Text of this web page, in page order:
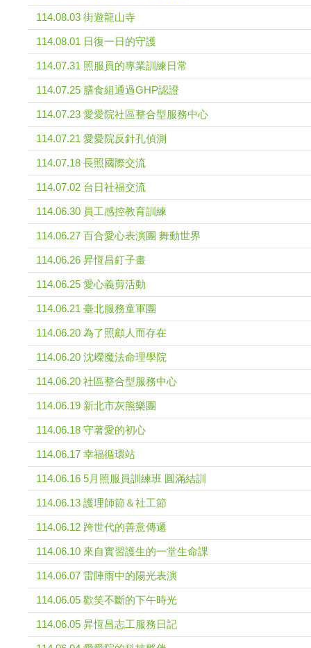
114.08.03 街遊龍山寺
114.08.01 日復一日的守護
114.07.31 照服員的專業訓練日常
114.07.25 膳食組通過GHP認證
114.07.23 愛愛院社區整合型服務中心
114.07.21 愛愛院反針孔偵測
114.07.18 長照國際交流
114.07.02 台日社福交流
114.06.30 員工感控教育訓練
114.06.27 百合愛心表演團 舞動世界
114.06.26 昇恆昌釘子畫
114.06.25 愛心義剪活動
114.06.21 臺北服務童軍團
114.06.20 為了照顧人而存在
114.06.20 沈嶸魔法命理學院
114.06.20 社區整合型服務中心
114.06.19 新北市灰熊樂團
114.06.18 守著愛的初心
114.06.17 幸福循環站
114.06.16 5月照服員訓練班 圓滿結訓
114.06.13 護理師節＆社工節
114.06.12 跨世代的善意傳遞
114.06.10 來自實習護生的一堂生命課
114.06.07 雷陣雨中的陽光表演
114.06.05 歡笑不斷的下午時光
114.06.05 昇恆昌志工服務日記